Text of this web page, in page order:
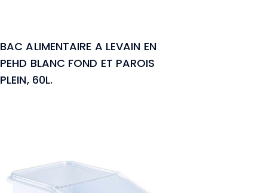
BAC ALIMENTAIRE A LEVAIN EN
PEHD BLANC FOND ET PAROIS
PLEIN, 60L.